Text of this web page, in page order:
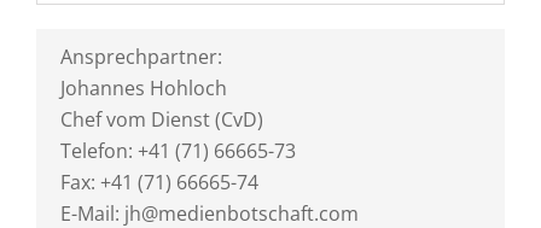
Ansprechpartner:
Johannes Hohloch
Chef vom Dienst (CvD)
Telefon: +41 (71) 66665-73
Fax: +41 (71) 66665-74
E-Mail: jh@medienbotschaft.com